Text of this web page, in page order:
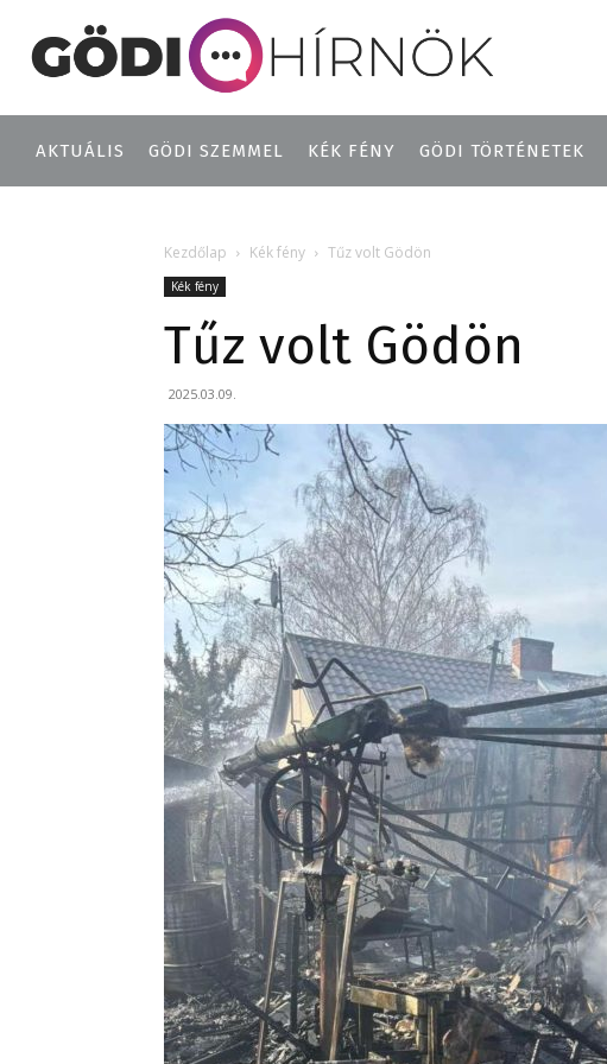
AKTUÁLIS GÖDI SZEMMEL KÉK FÉNY GÖDI TÖRTÉNETEK
Kezdőlap Kék fény Tűz volt Gödön
Kék fény
Tűz volt Gödön
2025.03.09.